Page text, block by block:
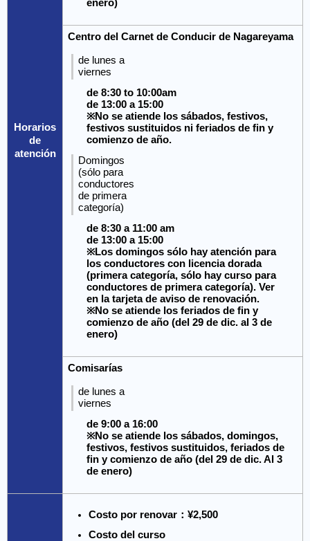
Horarios
de
atención
enero)
Centro del Carnet de Conducir de Nagareyama
de lunes a
viernes
de 8:30 to 10:00am
de 13:00 a 15:00
※No se atiende los sábados, festivos,
festivos sustituidos ni feriados de fin y
comienzo de año.
Domingos
(sólo para
conductores
de primera
categoría)
de 8:30 a 11:00 am
de 13:00 a 15:00
※Los domingos sólo hay atención para
los conductores con licencia dorada
(primera categoría, sólo hay curso para
conductores de primera categoría). Ver
en la tarjeta de aviso de renovación.
※No se atiende los feriados de fin y
comienzo de año (del 29 de dic. al 3 de
enero)
Comisarías
de lunes a
viernes
de 9:00 a 16:00
※No se atiende los sábados, domingos,
festivos, festivos sustituidos, feriados de
fin y comienzo de año (del 29 de dic. Al 3
de enero)
Costo por renovar：¥2,500
Costo del curso